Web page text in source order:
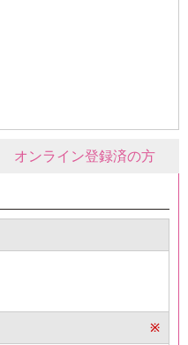
オンライン登録済の方
※